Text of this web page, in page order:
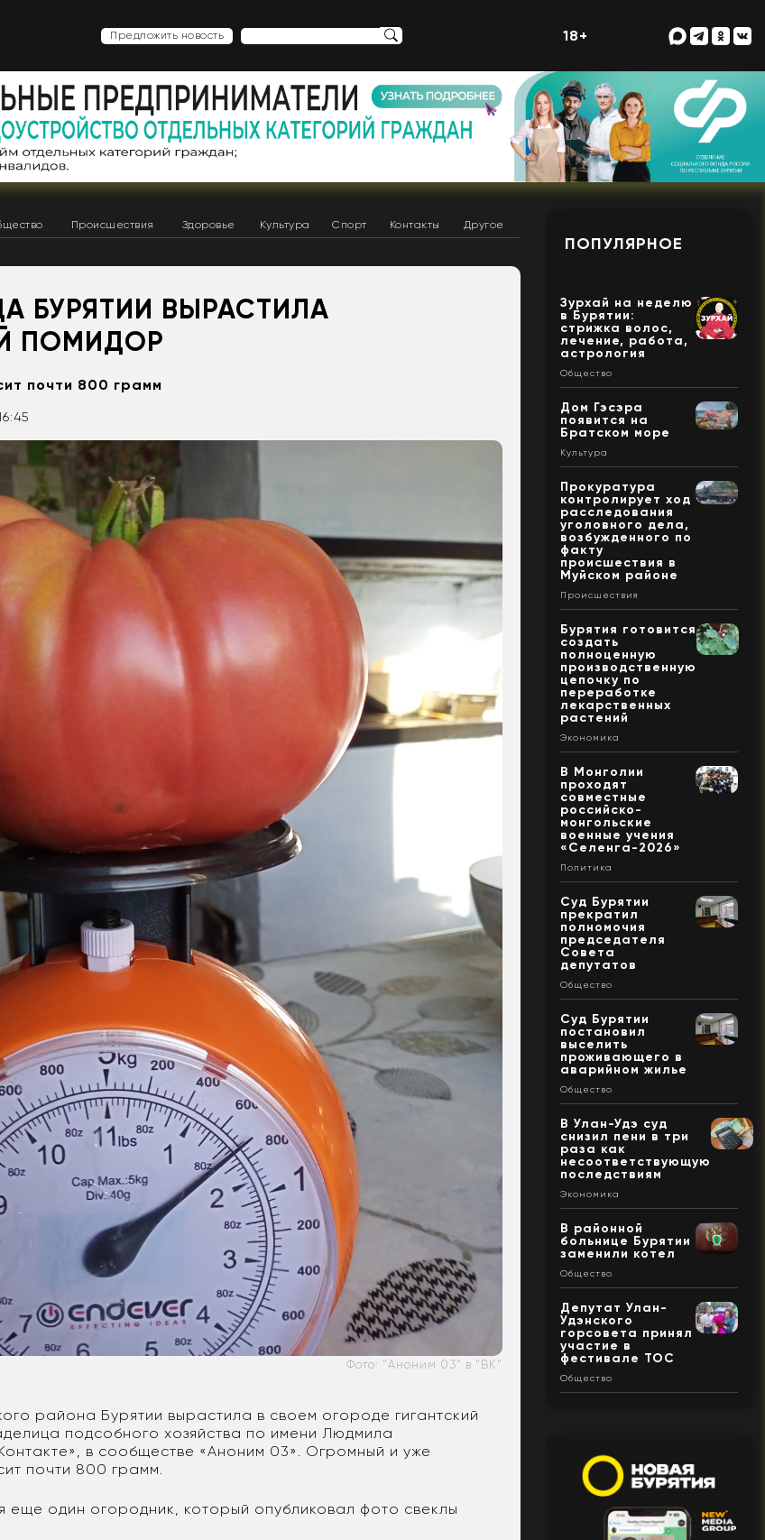
Предложить новость 18+
Происшествия Здоровье Культура Спорт Контакты Другое
БУРЯТИИ ВЫРАСТИЛА
ПОМИДОР
почти 800 грамм
Фото: "Аноним 03" в "ВК"
района Бурятии вырастила в своем огороде гигантский
подсобного хозяйства по имени Людмила
в сообществе «Аноним 03». Огромный и уже
почти 800 грамм.
еще один огородник, который опубликовал фото свеклы
ПОПУЛЯРНОЕ
Зурхай на неделю
в Бурятии:
стрижка волос,
лечение, работа,
астрология
Общество
Дом Гэсэра
появится на
Братском море
Культура
Прокуратура
контролирует ход
расследования
уголовного дела,
возбужденного по
факту
происшествия в
Муйском районе
Происшествия
Бурятия готовится
создать
полноценную
производственную
цепочку по
переработке
лекарственных
растений
Экономика
В Монголии
проходят
совместные
российско-
монгольские
военные учения
«Селенга-2026»
Политика
Суд Бурятии
прекратил
полномочия
председателя
Совета
депутатов
Общество
Суд Бурятии
постановил
выселить
проживающего в
аварийном жилье
Общество
В Улан-Удэ суд
снизил пени в три
раза как
несоответствующую
последствиям
Экономика
В районной
больнице Бурятии
заменили котел
Общество
Депутат Улан-
Удэнского
горсовета принял
участие в
фестивале ТОС
Общество